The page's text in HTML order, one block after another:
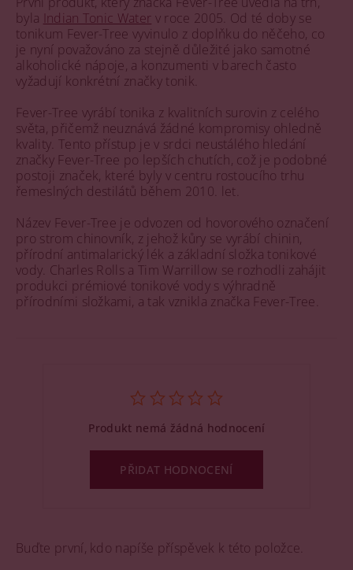
byla Indian Tonic Water v roce 2005. Od té doby se
tonikum Fever-Tree vyvinulo z doplňku do něčeho, co
je nyní považováno za stejně důležité jako samotné
alkoholické nápoje, a konzumenti v barech často
vyžadují konkrétní značky tonik​.
Fever-Tree vyrábí tonika z kvalitních surovin z celého
světa, přičemž neuznává žádné kompromisy ohledně
kvality. Tento přístup je v srdci neustálého hledání
značky Fever-Tree po lepších chutích, což je podobné
postoji značek, které byly v centru rostoucího trhu
řemeslných destilátů během 2010. let​.
Název Fever-Tree je odvozen od hovorového označení
pro strom chinovník, z jehož kůry se vyrábí chinin,
přírodní antimalarický lék a základní složka tonikové
vody. Charles Rolls a Tim Warrillow se rozhodli zahájit
produkci prémiové tonikové vody s výhradně
přírodními složkami, a tak vznikla značka Fever-Tree​.
Buďte první, kdo napíše příspěvek k této položce.
Produkt nemá žádná hodnocení
PŘIDAT HODNOCENÍ